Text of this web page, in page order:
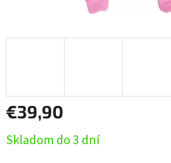
€39,90
cena:
Skladom do 3 dní